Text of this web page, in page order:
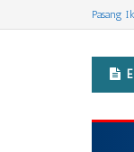
Pasang